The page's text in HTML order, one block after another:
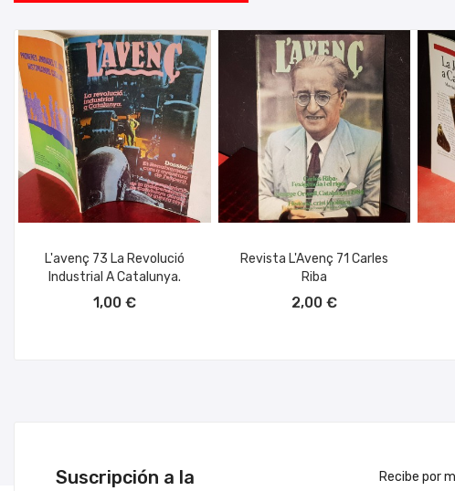
L'avenç 73 La Revolució
Industrial A Catalunya.
1,00 €
Revista L'Avenç 71 Carles
Riba
2,00 €
Suscripción a la
Recibe por